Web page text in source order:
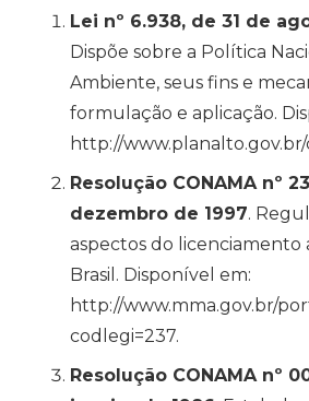
Lei nº 6.938, de 31 de
Dispõe sobre a Política
Ambiente, seus fins e
formulação e aplicação.
http://
Resolução CONAMA nº
dezembro de 1997.
aspectos do licenciamento
Brasil. Disponível em:
http://www.mma.gov.br/
codlegi=237.
Resolução CONAMA nº